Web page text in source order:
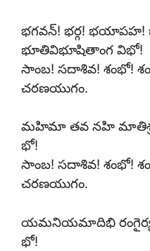
భగవన్! భర్గ! భయాపహ!
భూతివిభూషితాంగ విభో!
సాంబ! సదాశివ! శంభో!
చరణయుగం.
మహిమా తవ నహి
భో!
సాంబ! సదాశివ! శంభో!
చరణయుగం.
యమనియమాదిభి
భో!